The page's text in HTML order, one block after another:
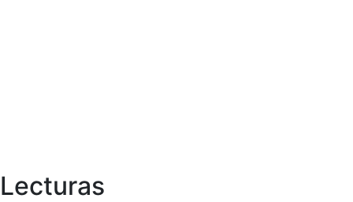
Lecturas